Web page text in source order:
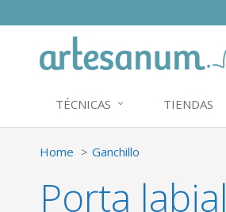
TÉCNICAS TIENDAS
Home Ganchillo
Porta labial